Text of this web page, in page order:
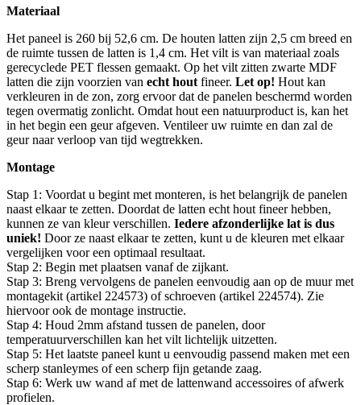
Materiaal
Het paneel is 260 bij 52,6 cm. De houten latten zijn 2,5 cm breed en
de ruimte tussen de latten is 1,4 cm. Het vilt is van materiaal zoals
gerecyclede PET flessen gemaakt. Op het vilt zitten zwarte MDF
latten die zijn voorzien van echt hout fineer. Let op! Hout kan
verkleuren in de zon, zorg ervoor dat de panelen beschermd worden
tegen overmatig zonlicht. Omdat hout een natuurproduct is, kan het
in het begin een geur afgeven. Ventileer uw ruimte en dan zal de
geur naar verloop van tijd wegtrekken.
Montage
Stap 1: Voordat u begint met monteren, is het belangrijk de panelen
naast elkaar te zetten. Doordat de latten echt hout fineer hebben,
kunnen ze van kleur verschillen. Iedere afzonderlijke lat is dus
uniek! Door ze naast elkaar te zetten, kunt u de kleuren met elkaar
vergelijken voor een optimaal resultaat.
Stap 2: Begin met plaatsen vanaf de zijkant.
Stap 3: Breng vervolgens de panelen eenvoudig aan op de muur met
montagekit (artikel 224573) of schroeven (artikel 224574). Zie
hiervoor ook de montage instructie.
Stap 4: Houd 2mm afstand tussen de panelen, door
temperatuurverschillen kan het vilt lichtelijk uitzetten.
Stap 5: Het laatste paneel kunt u eenvoudig passend maken met een
scherp stanleymes of een scherp fijn getande zaag.
Stap 6: Werk uw wand af met de lattenwand accessoires of afwerk
profielen.